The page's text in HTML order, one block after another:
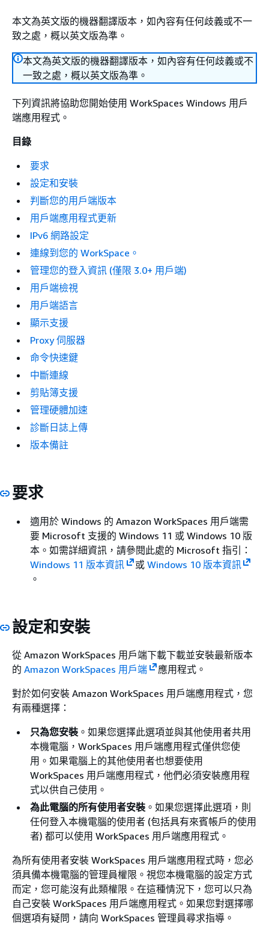
本文為英文版的機器翻譯版本，如內容有任何歧義或不一
致之處，概以英文版為準。
本文為英文版的機器翻譯版本，如內容有任何歧義或不
一致之處，概以英文版為準。
下列資訊將協助您開始使用 WorkSpaces Windows 用戶
端應用程式。
目錄
要求
設定和安裝
判斷您的用戶端版本
用戶端應用程式更新
IPv6 網路設定
連線到您的 WorkSpace。
管理您的登入資訊 (僅限 3.0+ 用戶端)
用戶端檢視
用戶端語言
顯示支援
Proxy 伺服器
命令快速鍵
中斷連線
剪貼簿支援
管理硬體加速
診斷日誌上傳
版本備註
要求
適用於 Windows 的 Amazon WorkSpaces 用戶端需
要 Microsoft 支援的 Windows 11 或 Windows 10 版
本。如需詳細資訊，請參閱此處的 Microsoft 指引：
Windows 11 版本資訊
或 Windows 10 版本資訊
。
設定和安裝
從 Amazon WorkSpaces 用戶端下載下載並安裝最新版本
的 Amazon WorkSpaces 用戶端
應用程式。
對於如何安裝 Amazon WorkSpaces 用戶端應用程式，您
有兩種選擇：
只為您安裝 。如果您選擇此選項並與其他使用者共用
本機電腦，WorkSpaces 用戶端應用程式僅供您使
用。如果電腦上的其他使用者也想要使用
WorkSpaces 用戶端應用程式，他們必須安裝應用程
式以供自己使用。
為此電腦的所有使用者安裝 。如果您選擇此選項，則
任何登入本機電腦的使用者 (包括具有來賓帳戶的使用
者) 都可以使用 WorkSpaces 用戶端應用程式。
為所有使用者安裝 WorkSpaces 用戶端應用程式時，您必
須具備本機電腦的管理員權限。視您本機電腦的設定方式
而定，您可能沒有此類權限。在這種情況下，您可以只為
自己安裝 WorkSpaces 用戶端應用程式。如果您對選擇哪
個選項有疑問，請向 WorkSpaces 管理員尋求指導。